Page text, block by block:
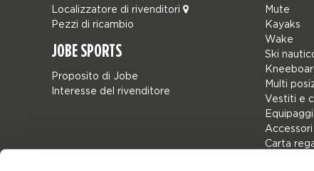
Localizzatore di rivenditori
Pezzi di ricambio
JOBE SPORTS
Proposito di Jobe
Interesse del rivenditore
Mute
Kayaks
Wake
Ski
Multi
Vestiti e
Carta